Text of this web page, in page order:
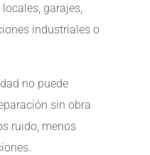
garajes,
industriales o
no puede
sin obra
ruido, menos